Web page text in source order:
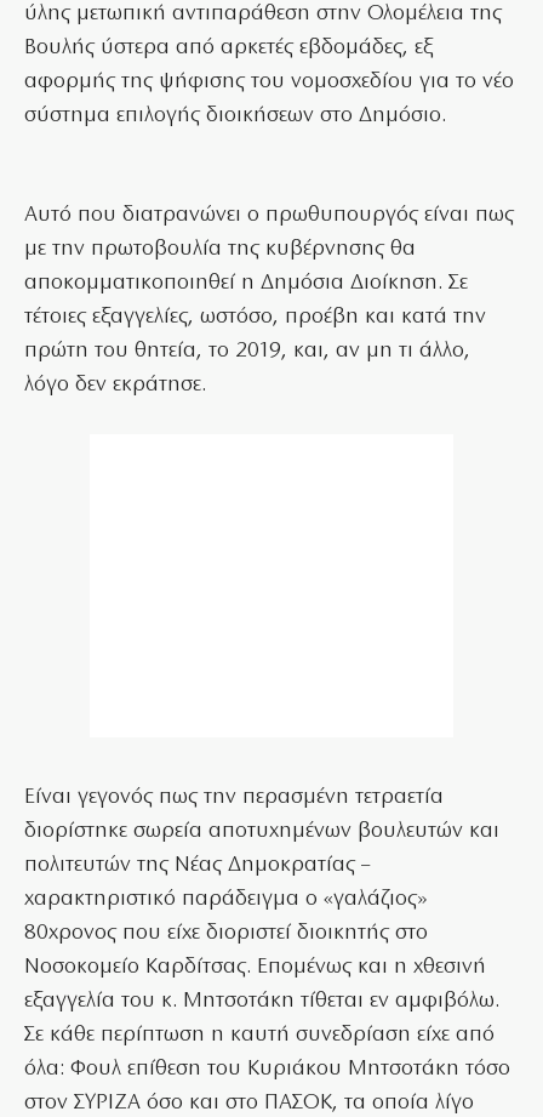
ύλης μετωπική αντιπαράθεση στην Ολομέλεια της
Βουλής ύστερα από αρκετές εβδομάδες, εξ
αφορμής της ψήφισης του νομοσχεδίου για το νέο
σύστημα επιλογής διοικήσεων στο Δημόσιο.
Αυτό που διατρανώνει ο πρωθυπουργός είναι πως
με την πρωτοβουλία της κυβέρνησης θα
αποκομματικοποιηθεί η Δημόσια Διοίκηση. Σε
τέτοιες εξαγγελίες, ωστόσο, προέβη και κατά την
πρώτη του θητεία, το 2019, και, αν μη τι άλλο,
λόγο δεν εκράτησε.
Είναι γεγονός πως την περασμένη τετραετία
διορίστηκε σωρεία αποτυχημένων βουλευτών και
πολιτευτών της Νέας Δημοκρατίας –
χαρακτηριστικό παράδειγμα ο «γαλάζιος»
80χρονος που είχε διοριστεί διοικητής στο
Νοσοκομείο Καρδίτσας. Επομένως και η χθεσινή
εξαγγελία του κ. Μητσοτάκη τίθεται εν αμφιβόλω.
Σε κάθε περίπτωση η καυτή συνεδρίαση είχε από
όλα: Φουλ επίθεση του Κυριάκου Μητσοτάκη τόσο
στον ΣΥΡΙΖΑ όσο και στο ΠΑΣΟΚ, τα οποία λίγο